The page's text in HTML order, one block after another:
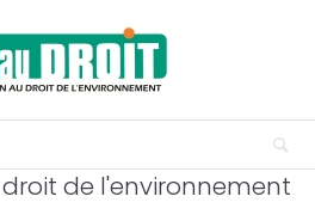
de l'environnement